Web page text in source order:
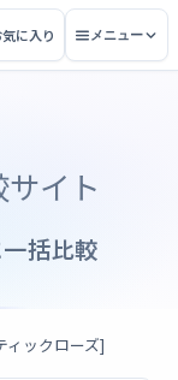
に入り メニュー
イト
括比較
ィックローズ]